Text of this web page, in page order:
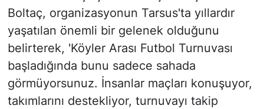
Boltaç, organizasyonun Tarsus'ta yıllardır
yaşatılan önemli bir gelenek olduğunu
belirterek, 'Köyler Arası Futbol Turnuvası
başladığında bunu sadece sahada
görmüyorsunuz. İnsanlar maçları konuşuyor,
takımlarını destekliyor, turnuvayı takip